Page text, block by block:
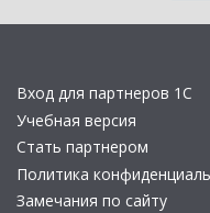
Вход для партнеров 1С
Учебная версия
Стать партнером
Политика
Замечания по сайту